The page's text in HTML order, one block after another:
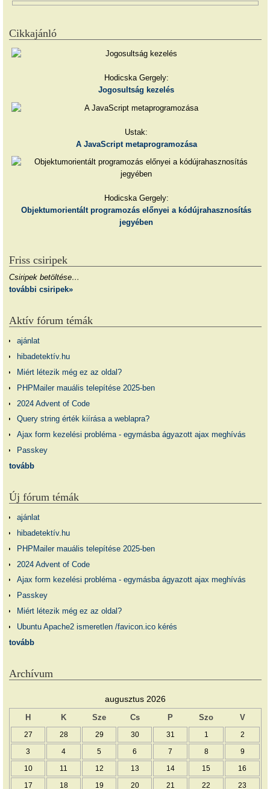
Cikkajánló
Hodicska Gergely:
Jogosultság kezelés
Ustak:
A JavaScript metaprogramozása
Hodicska Gergely:
Objektumorientált programozás előnyei a kódújrahasznosítás
jegyében
Friss csiripek
Csiripek betöltése…
további csiripek»
Aktív fórum témák
ajánlat
hibadetektív.hu
Miért létezik még ez az oldal?
PHPMailer mauális telepítése 2025-ben
2024 Advent of Code
Query string érték kiírása a weblapra?
Ajax form kezelési probléma - egymásba ágyazott ajax meghívás
Passkey
tovább
Új fórum témák
ajánlat
hibadetektív.hu
PHPMailer mauális telepítése 2025-ben
2024 Advent of Code
Ajax form kezelési probléma - egymásba ágyazott ajax meghívás
Passkey
Miért létezik még ez az oldal?
Ubuntu Apache2 ismeretlen /favicon.ico kérés
tovább
Archívum
augusztus 2026
H K Sze Cs P Szo V
27 28 29 30 31 1 2
3 4 5 6 7 8 9
10 11 12 13 14 15 16
17 18 19 20 21 22 23